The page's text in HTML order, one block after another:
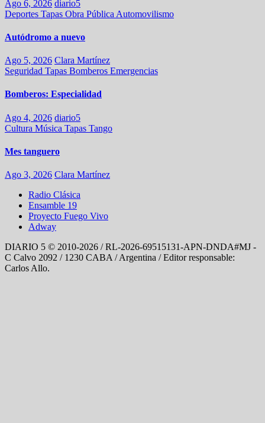
Ago 6, 2026 diario5
Deportes Tapas Obra Pública Automovilismo
Autódromo a nuevo
Ago 5, 2026 Clara Martínez
Seguridad Tapas Bomberos Emergencias
Bomberos: Especialidad
Ago 4, 2026 diario5
Cultura Música Tapas Tango
Mes tanguero
Ago 3, 2026 Clara Martínez
Radio Clásica
Ensamble 19
Proyecto Fuego Vivo
Adway
DIARIO 5 © 2010-2026 / RL-2026-69515131-APN-DNDA#MJ -
C Calvo 2092 / 1230 CABA / Argentina / Editor responsable:
Carlos Allo.